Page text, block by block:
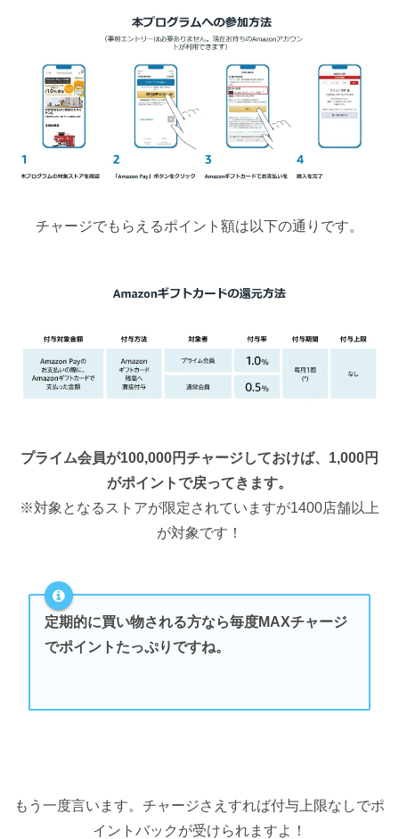
チャージでもらえるポイント額は以下の通りです。
プライム会員が100,000円チャージしておけば、1,000円
がポイントで戻ってきます。
※対象となるストアが限定されていますが1400店舗以上
が対象です！
定期的に買い物される方なら毎度MAXチャージ
でポイントたっぷりですね。
もう一度言います。チャージさえすれば付与上限なしでポ
イントバックが受けられますよ！